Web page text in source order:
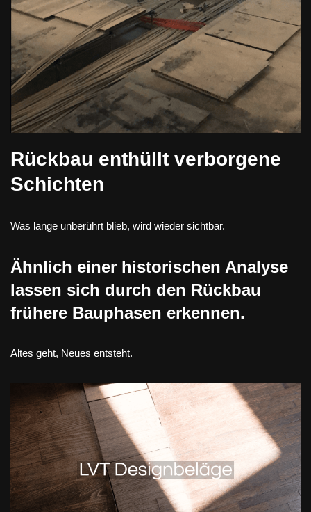
Rückbau enthüllt verborgene
Schichten
Was lange unberührt blieb, wird wieder sichtbar.
Ähnlich einer historischen Analyse
lassen sich durch den Rückbau
frühere Bauphasen erkennen.
Altes geht, Neues entsteht.